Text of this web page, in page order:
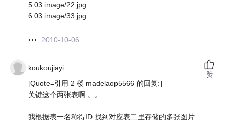
5 03 image/22.jpg
6 03 image/33.jpg
2010-10-06
koukoujiayi
[Quote=引用 2 楼 madelaop5566 的回复:]
关键这个两张表啊 。。
我根据表一名称得ID 找到对应表二里存储的多张图片
赞